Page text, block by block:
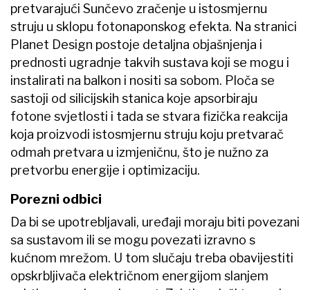
pretvarajući Sunčevo zračenje u istosmjernu
struju u sklopu fotonaponskog efekta. Na stranici
Planet Design postoje detaljna objašnjenja i
prednosti ugradnje takvih sustava koji se mogu i
instalirati na balkon i nositi sa sobom. Ploča se
sastoji od silicijskih stanica koje apsorbiraju
fotone svjetlosti i tada se stvara fizička reakcija
koja proizvodi istosmjernu struju koju pretvarač
odmah pretvara u izmjeničnu, što je nužno za
pretvorbu energije i optimizaciju.
Porezni odbici
Da bi se upotrebljavali, uređaji moraju biti povezani
sa sustavom ili se mogu povezati izravno s
kućnom mrežom. U tom slučaju treba obavijestiti
opskrbljivača električnom energijom slanjem